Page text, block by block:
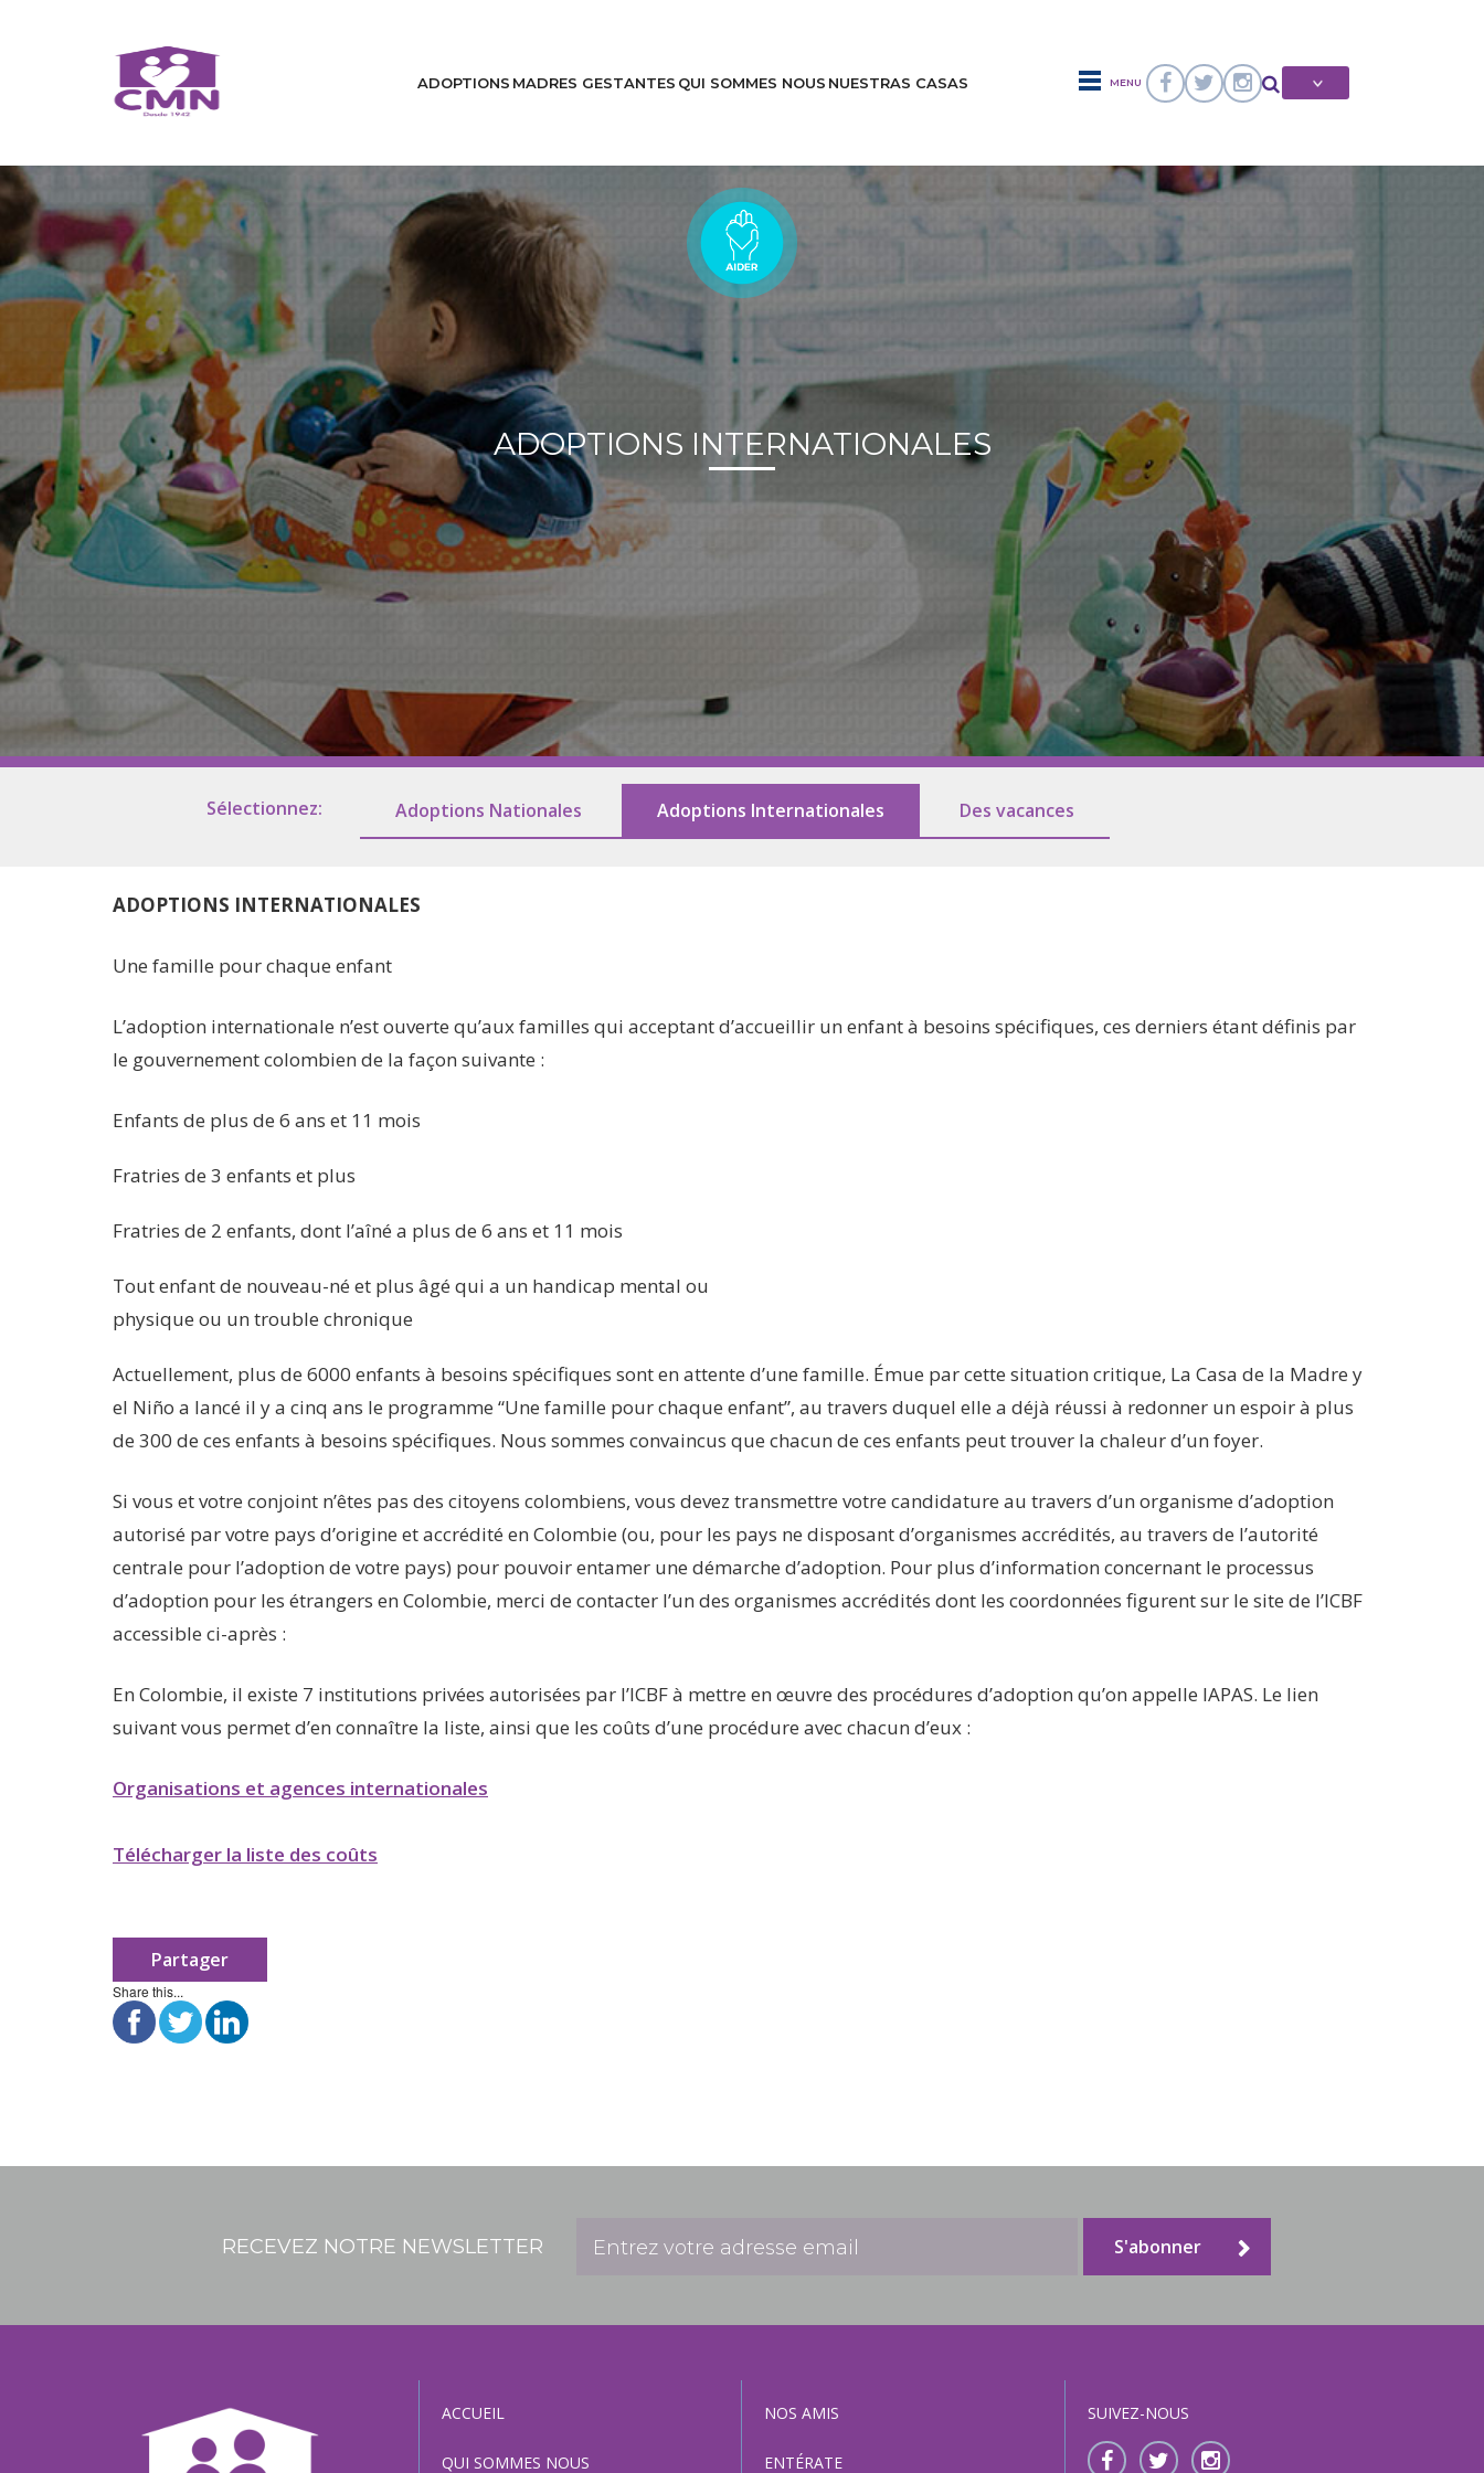
ADOPTIONS MADRES GESTANTES QUI SOMMES NOUS NUESTRAS CASAS MENU
Accueil
Qui sommes nous
Nous changeons des vies / Adoptions
Soutien pendant votre grossesse
Galeries de notre maison
Les racines
Nos amis
Découvrez
Des histoires
Nous soutenir
Association des familles et des amis
Les informations Esal
ADOPTIONS INTERNATIONALES
Sélectionnez: Adoptions Nationales Adoptions Internationales Des vacances
ADOPTIONS INTERNATIONALES
Une famille pour chaque enfant
L’adoption internationale n’est ouverte qu’aux familles qui acceptant d’accueillir un enfant à besoins spécifiques, ces derniers étant définis par
le gouvernement colombien de la façon suivante :
Enfants de plus de 6 ans et 11 mois
Fratries de 3 enfants et plus
Fratries de 2 enfants, dont l’aîné a plus de 6 ans et 11 mois
Tout enfant de nouveau-né et plus âgé qui a un handicap mental ou
physique ou un trouble chronique
Actuellement, plus de 6000 enfants à besoins spécifiques sont en attente d’une famille. Émue par cette situation critique, La Casa de la Madre y
el Niño a lancé il y a cinq ans le programme “Une famille pour chaque enfant”, au travers duquel elle a déjà réussi à redonner un espoir à plus
de 300 de ces enfants à besoins spécifiques. Nous sommes convaincus que chacun de ces enfants peut trouver la chaleur d’un foyer.
Si vous et votre conjoint n’êtes pas des citoyens colombiens, vous devez transmettre votre candidature au travers d’un organisme d’adoption
autorisé par votre pays d’origine et accrédité en Colombie (ou, pour les pays ne disposant d’organismes accrédités, au travers de l’autorité
centrale pour l’adoption de votre pays) pour pouvoir entamer une démarche d’adoption. Pour plus d’information concernant le processus
d’adoption pour les étrangers en Colombie, merci de contacter l’un des organismes accrédités dont les coordonnées figurent sur le site de l’ICBF
accessible ci-après :
En Colombie, il existe 7 institutions privées autorisées par l’ICBF à mettre en œuvre des procédures d’adoption qu’on appelle IAPAS. Le lien
suivant vous permet d’en connaître la liste, ainsi que les coûts d’une procédure avec chacun d’eux :
Organisations et agences internationales
Télécharger la liste des coûts
Partager
Share this...
RECEVEZ NOTRE NEWSLETTER S'abonner
ACCUEIL
QUI SOMMES NOUS
NOS AMIS
ENTÉRATE
SUIVEZ-NOUS